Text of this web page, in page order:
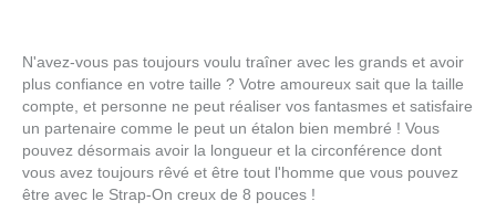
N'avez-vous pas toujours voulu traîner avec les grands et avoir
plus confiance en votre taille ? Votre amoureux sait que la taille
compte, et personne ne peut réaliser vos fantasmes et satisfaire
un partenaire comme le peut un étalon bien membré ! Vous
pouvez désormais avoir la longueur et la circonférence dont
vous avez toujours rêvé et être tout l'homme que vous pouvez
être avec le Strap-On creux de 8 pouces !